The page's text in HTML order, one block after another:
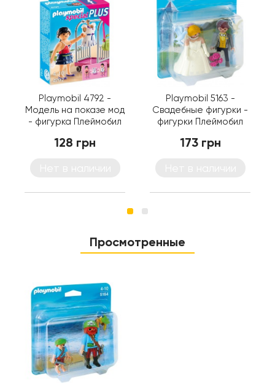
Playmobil 4792 -
Модель на показе мод
- фигурка Плеймобил
128 грн
Playmobil 5163 -
Свадебные фигурки -
фигурки Плеймобил
173 грн
Просмотренные